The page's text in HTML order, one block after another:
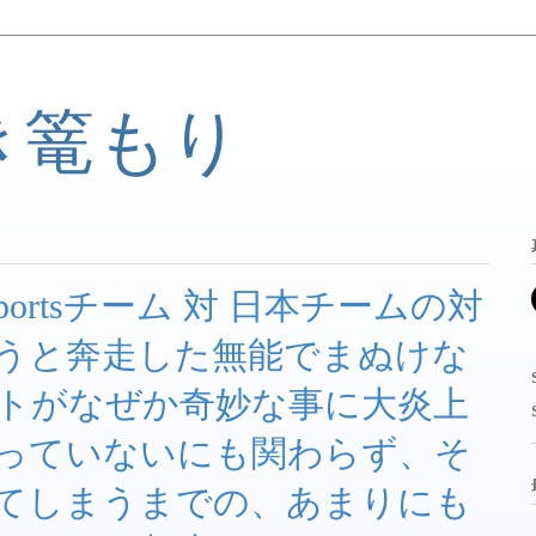
もり
チーム 対 日本チームの対
と奔走した無能でまぬけな
がなぜか奇妙な事に大炎上
ていないにも関わらず、そ
しまうまでの、あまりにも